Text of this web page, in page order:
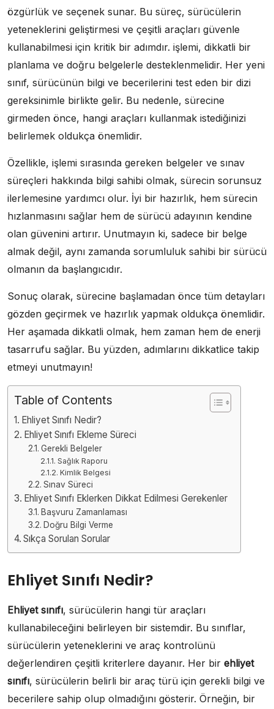
özgürlük ve seçenek sunar. Bu süreç, sürücülerin
yeteneklerini geliştirmesi ve çeşitli araçları güvenle
kullanabilmesi için kritik bir adımdır. işlemi, dikkatli bir
planlama ve doğru belgelerle desteklenmelidir. Her yeni
sınıf, sürücünün bilgi ve becerilerini test eden bir dizi
gereksinimle birlikte gelir. Bu nedenle, sürecine
girmeden önce, hangi araçları kullanmak istediğinizi
belirlemek oldukça önemlidir.
Özellikle, işlemi sırasında gereken belgeler ve sınav
süreçleri hakkında bilgi sahibi olmak, sürecin sorunsuz
ilerlemesine yardımcı olur. İyi bir hazırlık, hem sürecin
hızlanmasını sağlar hem de sürücü adayının kendine
olan güvenini artırır. Unutmayın ki, sadece bir belge
almak değil, aynı zamanda sorumluluk sahibi bir sürücü
olmanın da başlangıcıdır.
Sonuç olarak, sürecine başlamadan önce tüm detayları
gözden geçirmek ve hazırlık yapmak oldukça önemlidir.
Her aşamada dikkatli olmak, hem zaman hem de enerji
tasarrufu sağlar. Bu yüzden, adımlarını dikkatlice takip
etmeyi unutmayın!
Table of Contents
Ehliyet Sınıfı Nedir?
Ehliyet Sınıfı Ekleme Süreci
Gerekli Belgeler
Sağlık Raporu
Kimlik Belgesi
Sınav Süreci
Ehliyet Sınıfı Eklerken Dikkat Edilmesi Gerekenler
Başvuru Zamanlaması
Doğru Bilgi Verme
Sıkça Sorulan Sorular
Ehliyet Sınıfı Nedir?
Ehliyet sınıfı, sürücülerin hangi tür araçları
kullanabileceğini belirleyen bir sistemdir. Bu sınıflar,
sürücülerin yeteneklerini ve araç kontrolünü
değerlendiren çeşitli kriterlere dayanır. Her bir ehliyet
sınıfı, sürücülerin belirli bir araç türü için gerekli bilgi ve
becerilere sahip olup olmadığını gösterir. Örneğin, bir